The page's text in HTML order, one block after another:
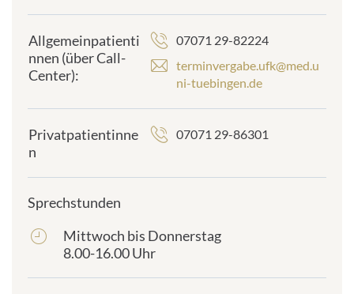
Allgemeinpatienti
nnen (über Call-
Center):
07071 29-82224
terminvergabe.ufk@med.u
ni-tuebingen.de
Privatpatientinne
n
07071 29-86301
Sprechstunden
frontend.sr-
only_#
Mittwoch bis Donnerstag
8.00-16.00 Uhr